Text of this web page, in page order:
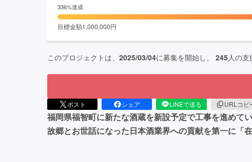
336%達成
目標金額1,000,000円
このプロジェクトは、 2025/03/04に募集を開始し、 245人の支
ポスト シェア LINEで送る URLコピ
福岡県福智町に新たな酒蔵を新設予定で工事を進めて
故郷とお世話になった日本酒業界への貢献を第一に「